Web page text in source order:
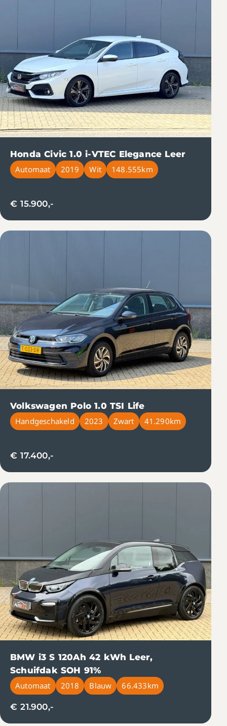
Honda Civic 1.0 i-VTEC Elegance Leer
Automaat
2019 Wit 148.555km
€ 15.900,-
Volkswagen Polo 1.0 TSI Life
Handgeschakeld
2023 Zwart 41.290km
€ 17.400,-
BMW i3 S 120Ah 42 kWh Leer,
Schuifdak SOH 91%
Automaat
2018 Blauw 66.433km
€ 21.900,-